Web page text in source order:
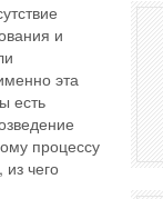
и
эта
есть
процессу
чего